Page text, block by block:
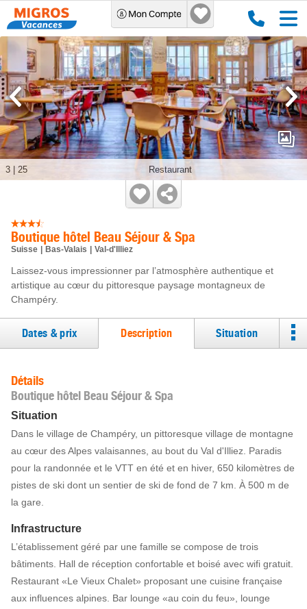
Boutique hôtel Beau Séjour & Spa
Suisse Bas-Valais Val-d'Illiez
Laissez-vous impressionner par l’atmosphère authentique et
artistique au cœur du pittoresque paysage montagneux de
Champéry.
Restaurant
3 25
Dates & prix Description Situation
Détails
Boutique hôtel Beau Séjour & Spa
Situation
Dans le village de Champéry, un pittoresque village de montagne
au cœur des Alpes valaisannes, au bout du Val d'Illiez. Paradis
pour la randonnée et le VTT en été et en hiver, 650 kilomètres de
pistes de ski dont un sentier de ski de fond de 7 km. À 500 m de
la gare.
Infrastructure
L’établissement géré par une famille se compose de trois
bâtiments. Hall de réception confortable et boisé avec wifi gratuit.
Restaurant «Le Vieux Chalet» proposant une cuisine française
aux influences alpines. Bar lounge «au coin du feu», lounge